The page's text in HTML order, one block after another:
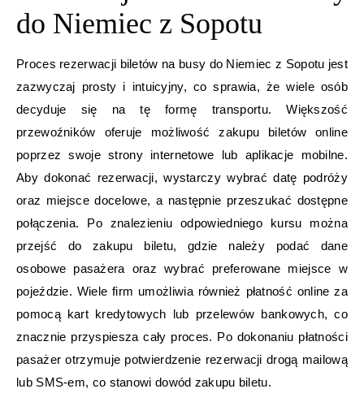
do Niemiec z Sopotu
Proces rezerwacji biletów na busy do Niemiec z Sopotu jest
zazwyczaj prosty i intuicyjny, co sprawia, że wiele osób
decyduje się na tę formę transportu. Większość
przewoźników oferuje możliwość zakupu biletów online
poprzez swoje strony internetowe lub aplikacje mobilne.
Aby dokonać rezerwacji, wystarczy wybrać datę podróży
oraz miejsce docelowe, a następnie przeszukać dostępne
połączenia. Po znalezieniu odpowiedniego kursu można
przejść do zakupu biletu, gdzie należy podać dane
osobowe pasażera oraz wybrać preferowane miejsce w
pojeździe. Wiele firm umożliwia również płatność online za
pomocą kart kredytowych lub przelewów bankowych, co
znacznie przyspiesza cały proces. Po dokonaniu płatności
pasażer otrzymuje potwierdzenie rezerwacji drogą mailową
lub SMS-em, co stanowi dowód zakupu biletu.